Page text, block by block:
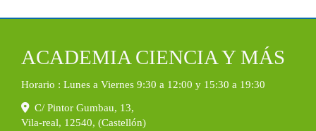
ACADEMIA CIENCIA Y MÁS
Horario : Lunes a Viernes 9:30 a 12:00 y 15:30 a 19:30
C/ Pintor Gumbau, 13,
Vila-real, 12540, (Castellón)